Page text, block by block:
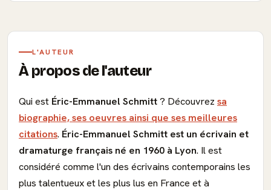
L'AUTEUR
À propos de l'auteur
Qui est Éric-Emmanuel Schmitt? Découvrez sa
biographie, ses oeuvres ainsi que ses meilleures
citations. Éric-Emmanuel Schmitt est un écrivain et
dramaturge français né en 1960 à Lyon. Il est
considéré comme l'un des écrivains contemporains les
plus talentueux et les plus lus en France et à